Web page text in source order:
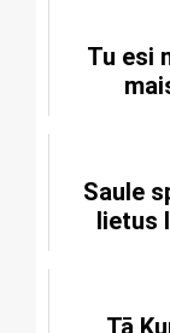
Tu esi
Saule
lietus
Tā